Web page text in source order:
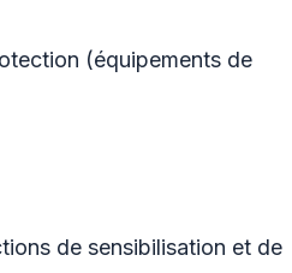
(équipements de
de sensibilisation et de